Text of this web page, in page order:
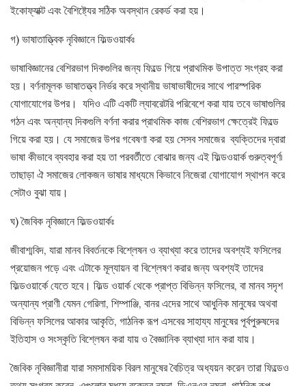
ইকোফ্যাক্ট এবং বৈশিষ্ট্যের সঠিক অবস্থান রেকর্ড করা হয়।
গ) ভাষাতাত্ত্বিক নৃবিজ্ঞানে ফিল্ডওয়ার্কঃ
ভাষাবিজ্ঞানের বেশিরভাগ দিকগুলির জন্য ফিল্ডে গিয়ে প্রাথমিক উপাত্ত সংগ্রহ করা
হয়। বর্ণনামূলক ভাষাতত্ত্ব নির্ভর করে স্থানীয় ভাষাভাষীদের সাথে পারস্পরিক
যোগাযোগের উপর। যদিও এটি একটি ল্যাবরেটরি পরিবেশে করা যায় তবে ভাষাগুলির
গঠন এবং অন্যান্য দিকগুলি বর্ণনা করার প্রাথমিক কাজ বেশিরভাগ ক্ষেত্রেই ফিল্ডে
গিয়ে করা হয়। যে সমাজের উপর গবেষণা করা হয় সেসব সমাজের ব্যক্তিদের দ্বারা
ভাষা কীভাবে ব্যবহার করা হয় তা পরবর্তীতে বোঝার জন্য এই ফিল্ডওয়ার্ক গুরুত্বপূর্ণ৷
তাছাড়া ঐ সমাজের লোকজন ভাষার মাধ্যমে কিভাবে নিজেরা যোগাযোগ স্থাপন করে
সেটাও বুঝা যায়।
ঘ) জৈবিক নৃবিজ্ঞানে ফিল্ডওয়ার্কঃ
জীবাশ্মবিদ, যারা মানব বিবর্তনকে বিশ্লেষন ও ব্যাখ্যা করে তাদের অবশ্যই ফসিলের
প্রয়োজন পড়ে এবং এটাকে মূল্যায়ন বা বিশ্লেষণ করার জন্য অবশ্যই তাদের
ফিল্ডওয়ার্কে যেতে হবে। ফিল্ড ওয়ার্ক থেকে প্রাপ্ত বিভিন্ন ফসিলের, বা মানব সদৃশ
অন্যান্য প্রাণী যেমন গেরিলা, শিম্পাঞ্জি, বানর এদের সাথে আধুনিক মানুষের অথবা
বিভিন্ন ফসিলের আকার আকৃতি, গাঠনিক রূপ এসবের সাহায্য মানুষের পূর্বপুরুষদের
ইতিহাস ও সংস্কৃতি বিশ্লেষন করা যায় ও বৈজ্ঞানিক ব্যাখ্যা দান করা যায়।
জৈবিক নৃবিজ্ঞানীরা যারা সমসাময়িক বিরল মানুষের বৈচিত্র অধ্যয়ন করেন তারা ফিল্ডেও